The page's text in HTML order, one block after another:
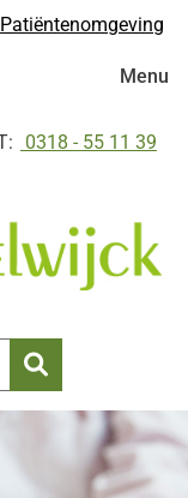
Patiëntenomgeving
Tel:
0318 - 55 11 39
Zoeken
Menu